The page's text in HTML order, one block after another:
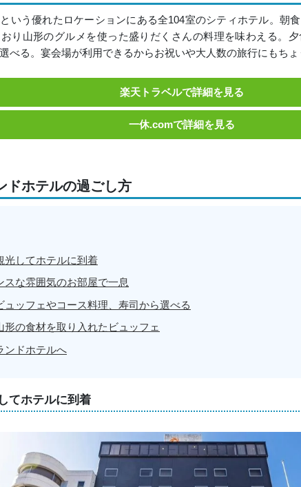
いう優れたロケーションにある全104室のシティホテル。朝
り山形のグルメを使った盛りだくさんの料理を味わえる。
べる。宴会場が利用できるからお祝いや大人数の旅行にもちょ
楽天トラベルで詳細を見る
一休.comで詳細を見る
ドホテルの過ごし方
光してホテルに到着
スな雰囲気のお部屋で一息
ュッフェやコース料理、寿司から選べる
形の食材を取り入れたビュッフェ
ンドホテルへ
てホテルに到着